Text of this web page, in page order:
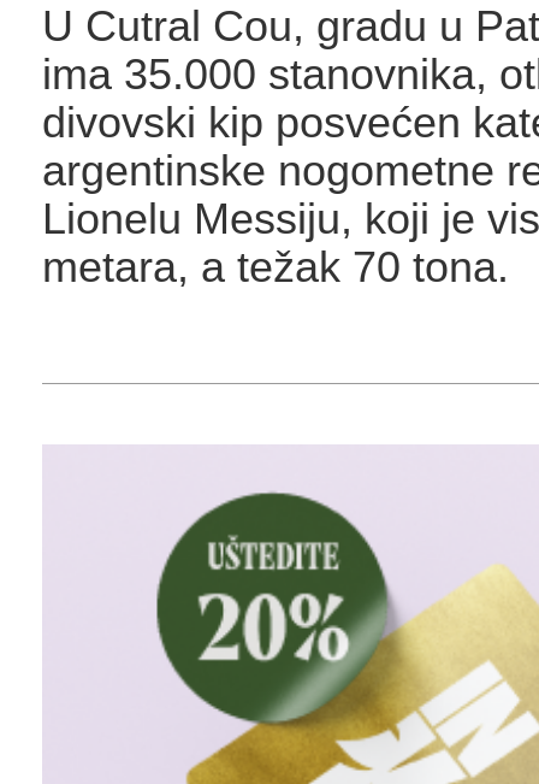
U Cutral Cou, gradu u
ima 35.000 stanovnika,
divovski kip posvećen
argentinske nogometne
Lionelu Messiju, koji je
metara, a težak 70 tona.